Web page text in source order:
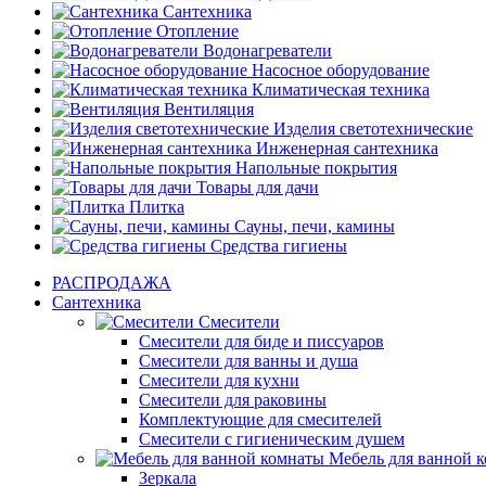
Сантехника
Отопление
Водонагреватели
Насосное оборудование
Климатическая техника
Вентиляция
Изделия светотехнические
Инженерная сантехника
Напольные покрытия
Товары для дачи
Плитка
Сауны, печи, камины
Средства гигиены
РАСПРОДАЖА
Сантехника
Смесители
Смесители для биде и писсуаров
Смесители для ванны и душа
Смесители для кухни
Смесители для раковины
Комплектующие для смесителей
Смесители с гигиеническим душем
Мебель для ванной
Зеркала